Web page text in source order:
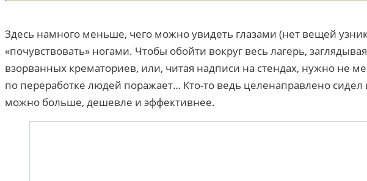
Здесь намного меньше, чего можно увидеть глазами (нет вещей
«почувствовать» ногами. Чтобы обойти вокруг весь лагерь,
взорванных крематориев, или, читая надписи на стендах, нужно не
по переработке людей поражает… Кто-то ведь целенаправлено
можно больше, дешевле и эффективнее.